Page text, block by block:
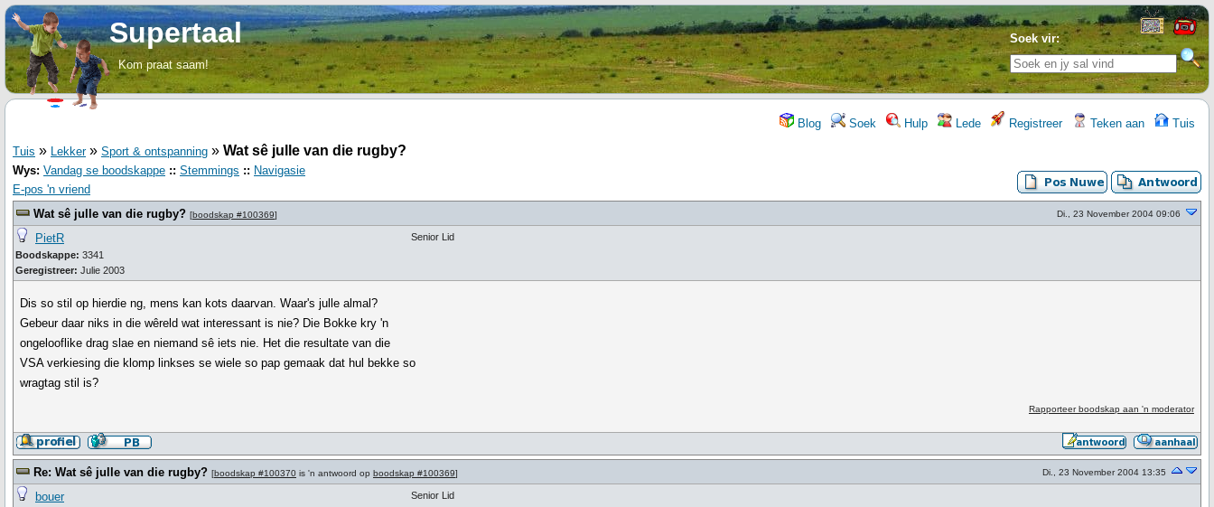
Soek vir:
Supertaal
Kom praat saam!
Blog Soek Hulp Lede Registreer Teken aan Tuis
Tuis » Lekker» Sport & ontspanning » Wat sê julle van die rugby?
Wys: Vandag se boodskappe :: Stemmings :: Navigasie
E-pos 'n vriend
Wat sê julle van die rugby? [boodskap #100369] Di., 23 November 2004 09:06
PietR
Boodskappe: 3341
Geregistreer: Julie 2003
Senior Lid
Dis so stil op hierdie ng, mens kan kots daarvan. Waar's julle almal?
Gebeur daar niks in die wêreld wat interessant is nie? Die Bokke kry 'n
ongelooflike drag slae en niemand sê iets nie. Het die resultate van die
VSA verkiesing die klomp linkses se wiele so pap gemaak dat hul bekke so
wragtag stil is?
Rapporteer boodskap aan 'n moderator
Re: Wat sê julle van die rugby? [boodskap #100370 is 'n antwoord op boodskap #100369] Di., 23 November 2004 13:35
bouer Senior Lid